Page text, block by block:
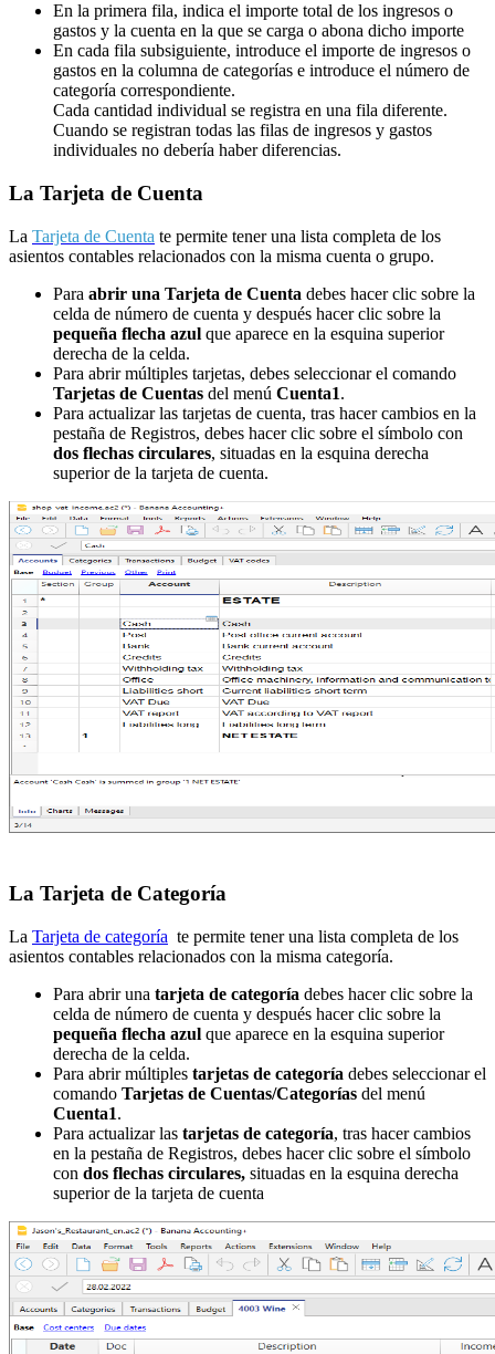
En la primera fila, indica el importe total de los ingresos o
gastos y la cuenta en la que se carga o abona dicho importe
En cada fila subsiguiente, introduce el importe de ingresos o
gastos en la columna de categorías e introduce el número de
categoría correspondiente.
Cada cantidad individual se registra en una fila diferente.
Cuando se registran todas las filas de ingresos y gastos
individuales no debería haber diferencias.
La Tarjeta de Cuenta
La Tarjeta de Cuenta te permite tener una lista completa de los
asientos contables relacionados con la misma cuenta o grupo.
Para abrir una Tarjeta de Cuenta debes hacer clic sobre la
celda de número de cuenta y después hacer clic sobre la
pequeña flecha azul que aparece en la esquina superior
derecha de la celda.
Para abrir múltiples tarjetas, debes seleccionar el comando
Tarjetas de Cuentas del menú Cuenta1.
Para actualizar las tarjetas de cuenta, tras hacer cambios en la
pestaña de Registros, debes hacer clic sobre el símbolo con
dos flechas circulares, situadas en la esquina derecha
superior de la tarjeta de cuenta.
La Tarjeta de Categoría
La Tarjeta de categoría te permite tener una lista completa de los
asientos contables relacionados con la misma categoría.
Para abrir una tarjeta de categoría debes hacer clic sobre la
celda de número de cuenta y después hacer clic sobre la
pequeña flecha azul que aparece en la esquina superior
derecha de la celda.
Para abrir múltiples tarjetas de categoría debes seleccionar el
comando Tarjetas de Cuentas/Categorías del menú
Cuenta1.
Para actualizar las tarjetas de categoría, tras hacer cambios
en la pestaña de Registros, debes hacer clic sobre el símbolo
con dos flechas circulares, situadas en la esquina derecha
superior de la tarjeta de cuenta